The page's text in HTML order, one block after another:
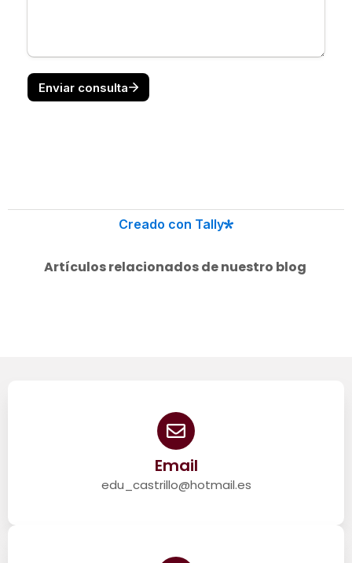
Artículos relacionados de nuestro blog
Email
edu_castrillo@hotmail.es